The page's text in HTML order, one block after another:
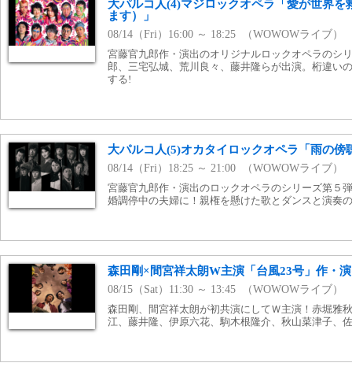
大パルコ人(4)マジロックオペラ「愛が世界を
ます）」
08/14（Fri）16:00 ～ 18:25 （WOWOWライブ）
宮藤官九郎作・演出のオリジナルロックオペラのシ
郎、三宅弘城、荒川良々、藤井隆らが出演。桁違い
する!
大パルコ人(5)オカタイロックオペラ「雨の
08/14（Fri）18:25 ～ 21:00 （WOWOWライブ）
宮藤官九郎作・演出のロックオペラのシリーズ第５
婚調停中の夫婦に！親権を懸けた歌とダンスと演奏
森田剛×間宮祥太朗W主演「台風23号」作・
08/15（Sat）11:30 ～ 13:45 （WOWOWライブ）
森田剛、間宮祥太朗が初共演にしてＷ主演！赤堀雅
江、藤井隆、伊原六花、駒木根隆介、秋山菜津子、